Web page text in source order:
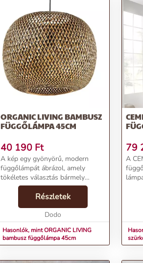
ORGANIC LIVING BAMBUSZ
FÜGGŐLÁMPA 45CM
40 190 Ft
A kép egy gyönyörű, modern
függőlámpát ábrázol, amely
tökéletes választás bármely
otthon stílusos megvilágítására.
Ez a lámpa elegáns, fonott
kialakítással rendelkezik, amely
természetes és otthonos h...
Részletek
Dodo
Hasonlók, mint ORGANIC LIVING
bambusz függőlámpa 45cm
79
A